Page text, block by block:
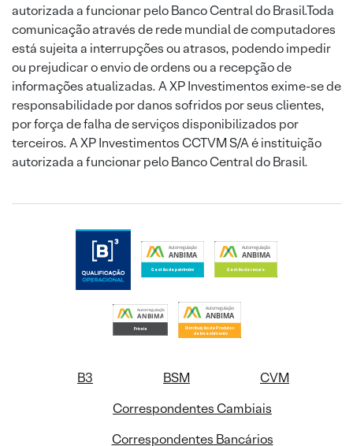
autorizada a funcionar pelo Banco Central do Brasil.Toda
comunicação através de rede mundial de computadores
está sujeita a interrupções ou atrasos, podendo impedir
ou prejudicar o envio de ordens ou a recepção de
informações atualizadas. A XP Investimentos exime-se de
responsabilidade por danos sofridos por seus clientes,
por força de falha de serviços disponibilizados por
terceiros. A XP Investimentos CCTVM S/A é instituição
autorizada a funcionar pelo Banco Central do Brasil.
B3 BSM
CVM
Correspondentes Cambiais
Correspondentes Bancários